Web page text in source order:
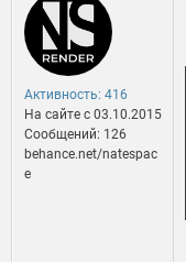
Активность: 416
На сайте c 03.10.2015
Сообщений: 126
behance.net/natespac
e